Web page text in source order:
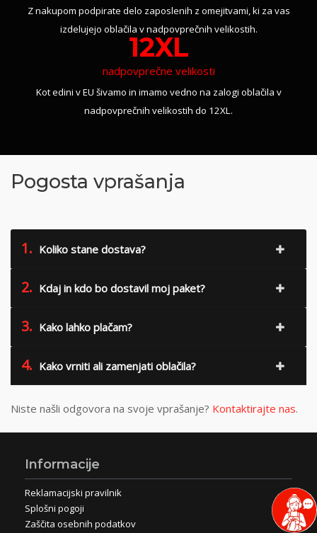
Z nakupom podpirate delo zaposlenih z omejitvami, ki za vas
izdelujejo oblačila v nadpovprečnih velikostih.
12XL
nadpovprečne velikosti
Kot edini v EU šivamo in imamo vedno na zalogi oblačila v
nadpovprečnih velikostih do 12XL.
Pogosta vprašanja
1. Koliko stane dostava?
2. Kdaj in kdo bo dostavil moj paket?
3. Kako lahko plačam?
4. Kako vrniti ali zamenjati oblačila?
Niste našli odgovora na svoje vprašanje? Kontaktirajte nas.
Informacije
Reklamacijski pravilnik
Splošni pogoji
Zaščita osebnih podatkov